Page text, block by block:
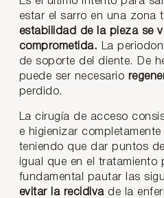
estar el sarro en una zona
estabilidad de la pieza se
comprometida. La
de soporte del diente. De
puede ser necesario
perdido.
La cirugía de acceso
e higienizar
teniendo que dar puntos
igual que en el tratamiento
fundamental pautar las
evitar la recidiva de la